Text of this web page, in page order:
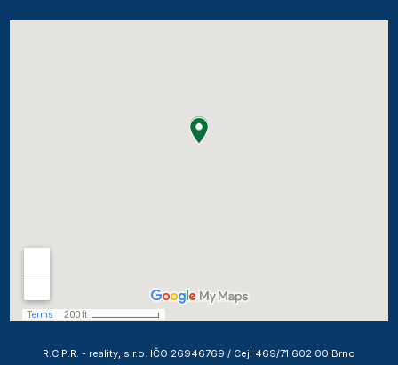
R.C.P.R. - reality, s.r.o. IČO 26946769 / Cejl 469/71 602 00 Brno